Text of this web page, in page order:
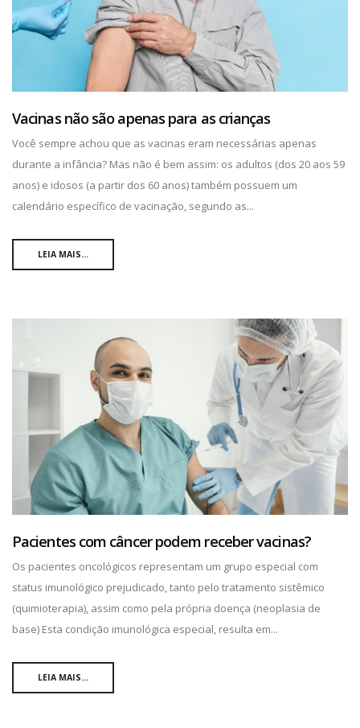
Vacinas não são apenas para as crianças
Você sempre achou que as vacinas eram necessárias apenas
durante a infância? Mas não é bem assim: os adultos (dos 20 aos 59
anos) e idosos (a partir dos 60 anos) também possuem um
calendário específico de vacinação, segundo as...
LEIA MAIS...
Pacientes com câncer podem receber vacinas?
Os pacientes oncológicos representam um grupo especial com
status imunológico prejudicado, tanto pelo tratamento sistêmico
(quimioterapia), assim como pela própria doença (neoplasia de
base) Esta condição imunológica especial, resulta em...
LEIA MAIS...